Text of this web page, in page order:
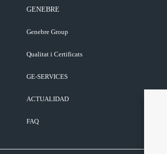
GENEBRE
Genebre Group
Qualitat i Certificats
GE-SERVICES
ACTUALIDAD
FAQ